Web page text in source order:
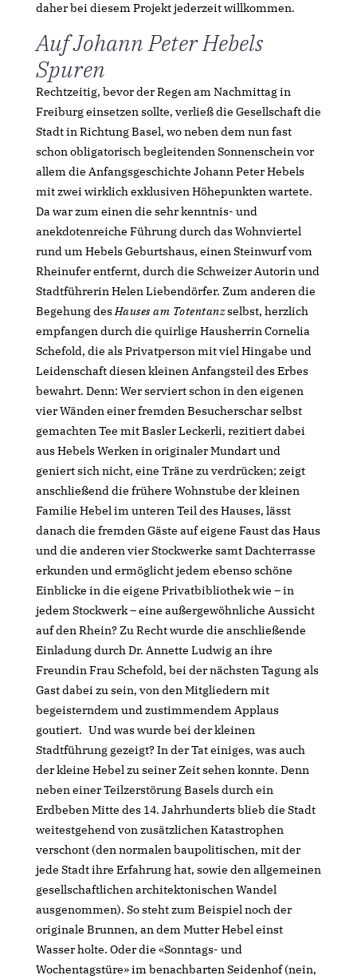
daher bei diesem Projekt jederzeit willkommen.
Auf Johann Peter Hebels
Spuren
Rechtzeitig, bevor der Regen am Nachmittag in
Freiburg einsetzen sollte, verließ die Gesellschaft die
Stadt in Richtung Basel, wo neben dem nun fast
schon obligatorisch begleitenden Sonnenschein vor
allem die Anfangsgeschichte Johann Peter Hebels
mit zwei wirklich exklusiven Höhepunkten wartete.
Da war zum einen die sehr kenntnis- und
anekdotenreiche Führung durch das Wohnviertel
rund um Hebels Geburtshaus, einen Steinwurf vom
Rheinufer entfernt, durch die Schweizer Autorin und
Stadtführerin Helen Liebendörfer. Zum anderen die
Begehung desHauses am Totentanzselbst, herzlich
empfangen durch die quirlige Hausherrin Cornelia
Schefold, die als Privatperson mit viel Hingabe und
Leidenschaft diesen kleinen Anfangsteil des Erbes
bewahrt. Denn: Wer serviert schon in den eigenen
vier Wänden einer fremden Besucherschar selbst
gemachten Tee mit Basler Leckerli, rezitiert dabei
aus Hebels Werken in originaler Mundart und
geniert sich nicht, eine Träne zu verdrücken; zeigt
anschließend die frühere Wohnstube der kleinen
Familie Hebel im unteren Teil des Hauses, lässt
danach die fremden Gäste auf eigene Faust das Haus
und die anderen vier Stockwerke samt Dachterrasse
erkunden und ermöglicht jedem ebenso schöne
Einblicke in die eigene Privatbibliothek wie – in
jedem Stockwerk – eine außergewöhnliche Aussicht
auf den Rhein? Zu Recht wurde die anschließende
Einladung durch Dr. Annette Ludwig an ihre
Freundin Frau Schefold, bei der nächsten Tagung als
Gast dabei zu sein, von den Mitgliedern mit
begeisterndem und zustimmendem Applaus
goutiert. Und was wurde bei der kleinen
Stadtführung gezeigt? In der Tat einiges, was auch
der kleine Hebel zu seiner Zeit sehen konnte. Denn
neben einer Teilzerstörung Basels durch ein
Erdbeben Mitte des 14. Jahrhunderts blieb die Stadt
weitestgehend von zusätzlichen Katastrophen
verschont (den normalen baupolitischen, mit der
jede Stadt ihre Erfahrung hat, sowie den allgemeinen
gesellschaftlichen architektonischen Wandel
ausgenommen). So steht zum Beispiel noch der
originale Brunnen, an dem Mutter Hebel einst
Wasser holte. Oder die «Sonntags- und
Wochentagstüre» im benachbarten Seidenhof (nein,